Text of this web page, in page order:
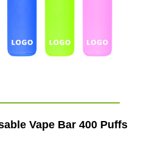
Vape Bar 400 Puffs